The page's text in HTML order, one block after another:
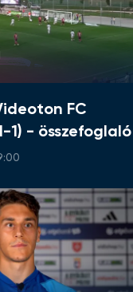
FC
1) - összefoglaló